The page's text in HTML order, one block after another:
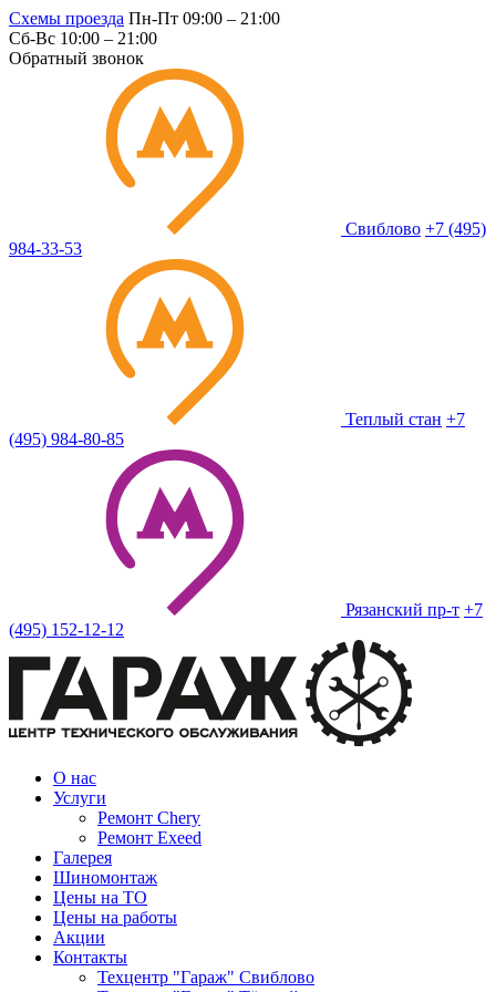
Схемы проезда Пн-Пт 09:00 – 21:00
Сб-Вс 10:00 – 21:00
Обратный звонок
Свиблово +7 (495)
984-33-53
Теплый стан +7
(495) 984-80-85
Рязанский пр-т +7
(495) 152-12-12
О нас
Услуги
Ремонт Chery
Ремонт Exeed
Галерея
Шиномонтаж
Цены на ТО
Цены на работы
Акции
Контакты
Техцентр "Гараж" Свиблово